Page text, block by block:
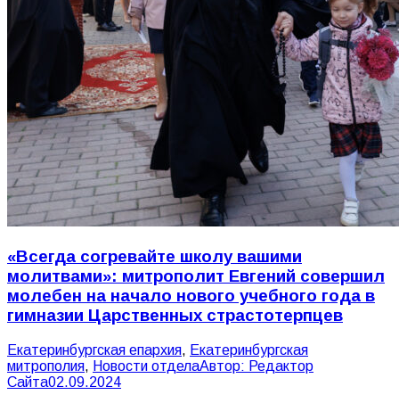
«Всегда согревайте школу вашими
молитвами»: митрополит Евгений совершил
молебен на начало нового учебного года в
гимназии Царственных страстотерпцев
Екатеринбургская епархия, Екатеринбургская
митрополия, Новости отделаАвтор: Редактор
Сайта02.09.2024